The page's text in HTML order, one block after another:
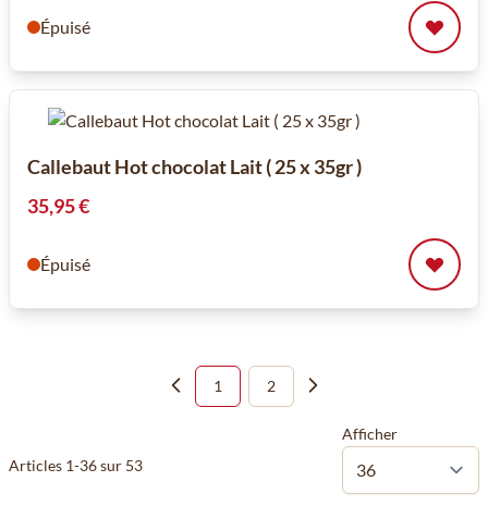
Épuisé
Callebaut Hot chocolat Lait ( 25 x 35gr )
35,95 €
Épuisé
Articles 1-36sur 53
Vous lisez actuellement la page
1 Page
2
Afficher